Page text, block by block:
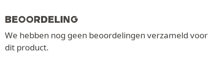
BEOORDELING
We hebben nog geen beoordelingen verzameld voor
dit product.